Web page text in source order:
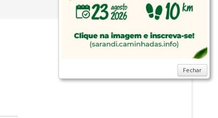
Fechar